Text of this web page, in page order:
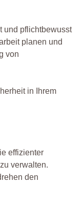
und pflichtbewusst
planen und
von
in Ihrem
effizienter
verwalten.
den